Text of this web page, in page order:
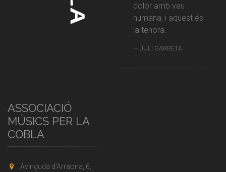
dolor amb veu
humana, i aquest és
la tenora.
JULI GARRETA
ASSOCIACIÓ
MÚSICS PER LA
COBLA
Avinguda d'Arraona, 6,